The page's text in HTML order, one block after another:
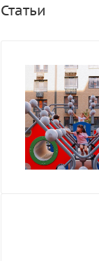
Статьи